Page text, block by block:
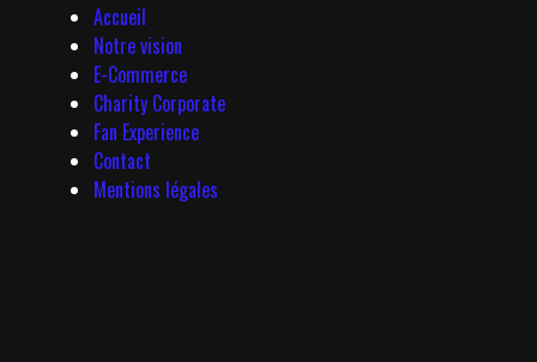
Accueil
Notre vision
E-Commerce
Charity Corporate
Fan Experience
Contact
Mentions légales